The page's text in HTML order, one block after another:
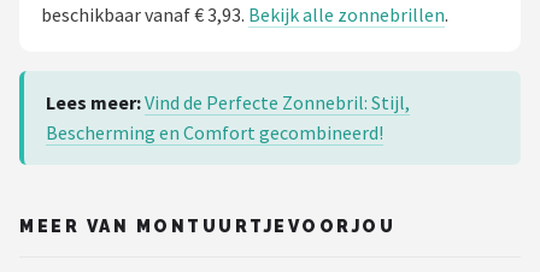
beschikbaar vanaf € 3,93. Bekijk alle zonnebrillen.
Lees meer:Vind de Perfecte Zonnebril: Stijl,
Bescherming en Comfort gecombineerd!
MEER VAN MONTUURTJEVOORJOU